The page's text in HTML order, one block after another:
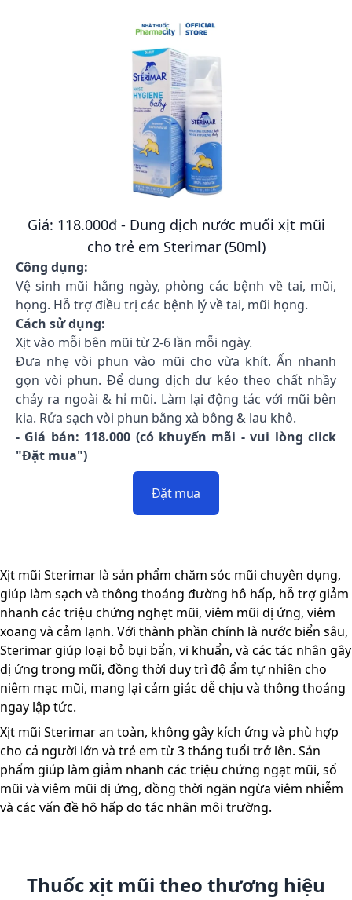
Giá: 118.000đ - Dung dịch nước muối xịt mũi
cho trẻ em Sterimar (50ml)
Công dụng:
Vệ sinh mũi hằng ngày, phòng các bệnh về tai, mũi,
họng. Hỗ trợ điều trị các bệnh lý về tai, mũi họng.
Cách sử dụng:
Xịt vào mỗi bên mũi từ 2-6 lần mỗi ngày.
Đưa nhẹ vòi phun vào mũi cho vừa khít. Ấn nhanh
gọn vòi phun. Để dung dịch dư kéo theo chất nhầy
chảy ra ngoài & hỉ mũi. Làm lại động tác với mũi bên
kia. Rửa sạch vòi phun bằng xà bông & lau khô.
- Giá bán: 118.000 (có khuyến mãi - vui lòng click
"Đặt mua")
Đặt mua
Xịt mũi Sterimar là sản phẩm chăm sóc mũi chuyên dụng,
giúp làm sạch và thông thoáng đường hô hấp, hỗ trợ giảm
nhanh các triệu chứng nghẹt mũi, viêm mũi dị ứng, viêm
xoang và cảm lạnh. Với thành phần chính là nước biển sâu,
Sterimar giúp loại bỏ bụi bẩn, vi khuẩn, và các tác nhân gây
dị ứng trong mũi, đồng thời duy trì độ ẩm tự nhiên cho
niêm mạc mũi, mang lại cảm giác dễ chịu và thông thoáng
ngay lập tức.
Xịt mũi Sterimar an toàn, không gây kích ứng và phù hợp
cho cả người lớn và trẻ em từ 3 tháng tuổi trở lên. Sản
phẩm giúp làm giảm nhanh các triệu chứng ngạt mũi, sổ
mũi và viêm mũi dị ứng, đồng thời ngăn ngừa viêm nhiễm
và các vấn đề hô hấp do tác nhân môi trường.
Thuốc xịt mũi theo thương hiệu